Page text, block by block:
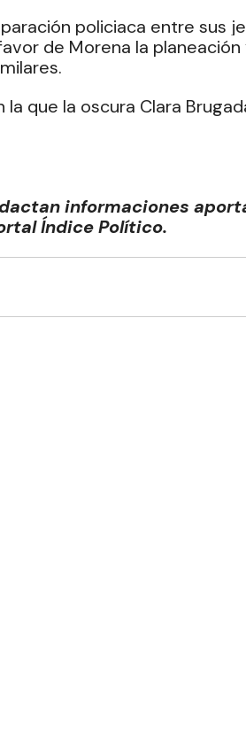
policiaca entre sus
de Morena la
que la oscura Clara
informaciones
Índice Político.